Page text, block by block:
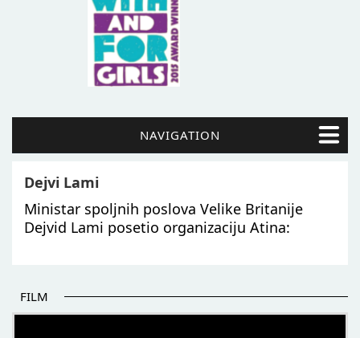
NAVIGATION
Dejvi Lami
Ministar spoljnih poslova Velike Britanije
Dejvid Lami posetio organizaciju Atina:
FILM